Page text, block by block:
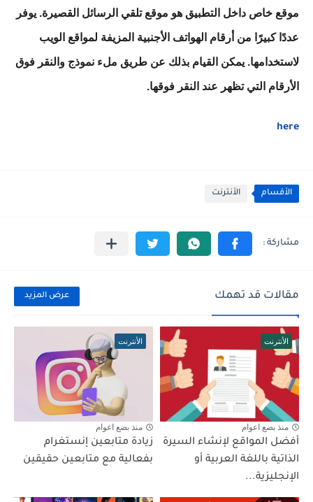
موقع خاص داخل التطبيق هو موقع تلقي الرسائل القصيرة. يوفر
عددًا كبيرًا من أرقام الهواتف الأجنبية المزيفة لمواقع الويب
لاستخدامها. يمكن القيام بذلك عن طريق ملء نموذج والنقر فوق
الأرقام التي تظهر عند النقر فوقها.
here
الأقسام الأنترنت
مقالات قد تهمك عرض المزيد
الأنترنت
منذ بضع اعوام
أفضل المواقع لإنشاء السيرة
الذاتية باللغة العربية أو
الإنجليزية...
الأنترنت
منذ بضع اعوام
زيادة متابعين إنستغرام
بفعالية مع متابعين حقيقين